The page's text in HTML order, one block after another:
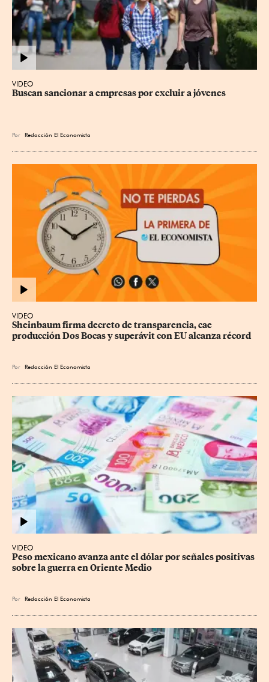
VIDEO
Buscan sancionar a empresas por excluir a jóvenes
Por Redacción El Economista
VIDEO
Sheinbaum firma decreto de transparencia, cae
producción Dos Bocas y superávit con EU alcanza récord
Por Redacción El Economista
VIDEO
Peso mexicano avanza ante el dólar por señales positivas
sobre la guerra en Oriente Medio
Por Redacción El Economista